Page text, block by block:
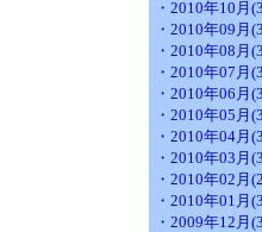
・2010年10月
・2010年09月
・2010年08月
・2010年07月
・2010年06月
・2010年05月
・2010年04月
・2010年03月
・2010年02月
・2010年01月
・2009年12月